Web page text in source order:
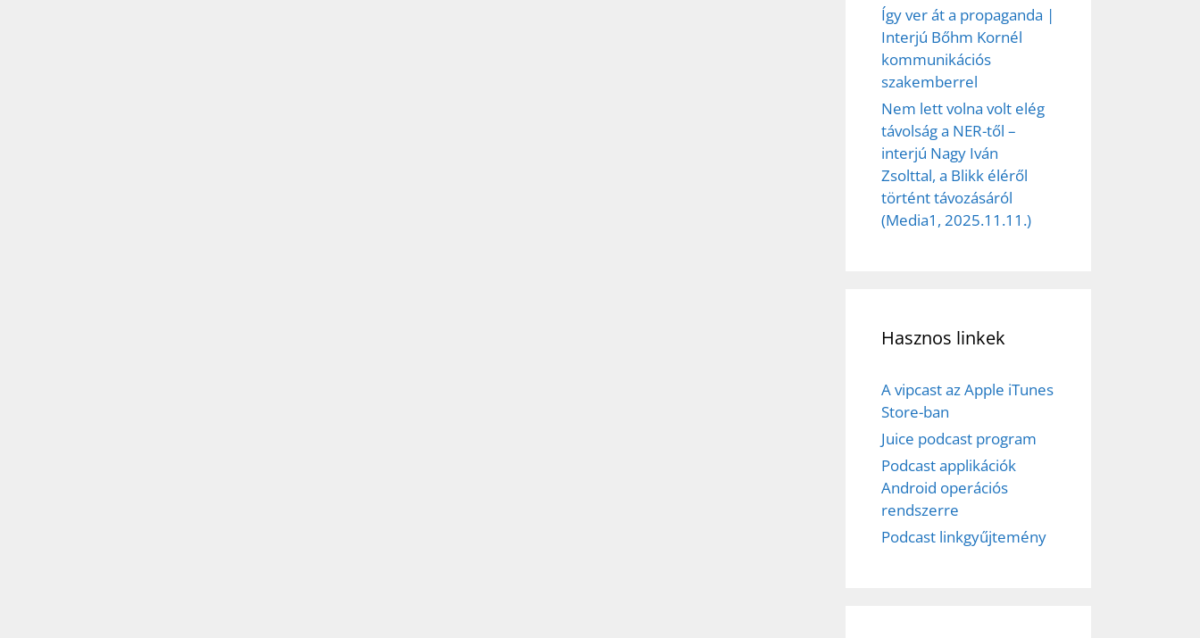
Így ver át a propaganda |
Interjú Bőhm Kornél
kommunikációs
szakemberrel
Nem lett volna volt elég
távolság a NER-től –
interjú Nagy Iván
Zsolttal, a Blikk éléről
történt távozásáról
(Media1, 2025.11.11.)
Hasznos linkek
A vipcast az Apple iTunes
Store-ban
Juice podcast program
Podcast applikációk
Android operációs
rendszerre
Podcast linkgyűjtemény